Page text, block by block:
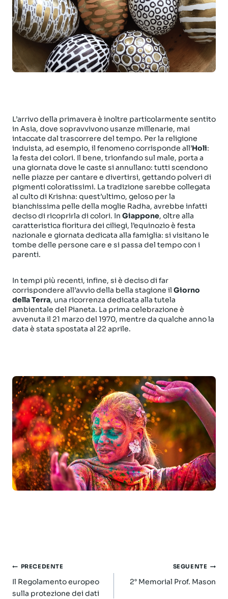
L’arrivo della primavera è inoltre particolarmente sentito
in Asia, dove sopravvivono usanze millenarie, mai
intaccate dal trascorrere del tempo. Per la religione
induista, ad esempio, il fenomeno corrisponde all’Holi:
la festa dei colori. Il bene, trionfando sul male, porta a
una giornata dove le caste si annullano: tutti scendono
nelle piazze per cantare e divertirsi, gettando polveri di
pigmenti coloratissimi. La tradizione sarebbe collegata
al culto di Krishna: quest’ultimo, geloso per la
bianchissima pelle della moglie Radha, avrebbe infatti
deciso di ricoprirla di colori. In Giappone, oltre alla
caratteristica fioritura dei ciliegi, l’equinozio è festa
nazionale e giornata dedicata alla famiglia: si visitano le
tombe delle persone care e si passa del tempo con i
parenti.
In tempi più recenti, infine, si è deciso di far
corrispondere all’avvio della bella stagione il Giorno
della Terra, una ricorrenza dedicata alla tutela
ambientale del Pianeta. La prima celebrazione è
avvenuta il 21 marzo del 1970, mentre da qualche anno la
data è stata spostata al 22 aprile.
Navigazione
articoli
PRECEDENTE
Il Regolamento europeo
sulla protezione dei dati
SEGUENTE
2° Memorial Prof. Mason